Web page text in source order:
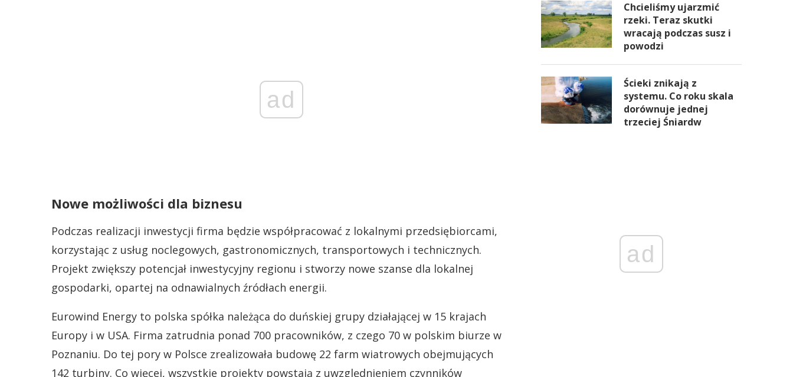
ad
Nowe możliwości dla biznesu
Podczas realizacji inwestycji firma będzie współpracować z lokalnymi przedsiębiorcami,
korzystając z usług noclegowych, gastronomicznych, transportowych i technicznych.
Projekt zwiększy potencjał inwestycyjny regionu i stworzy nowe szanse dla lokalnej
gospodarki, opartej na odnawialnych źródłach energii.
Eurowind Energy to polska spółka należąca do duńskiej grupy działającej w 15 krajach
Europy i w USA. Firma zatrudnia ponad 700 pracowników, z czego 70 w polskim biurze w
Poznaniu. Do tej pory w Polsce zrealizowała budowę 22 farm wiatrowych obejmujących
142 turbiny. Co więcej, wszystkie projekty powstają z uwzględnieniem czynników
Chcieliśmy ujarzmić
rzeki. Teraz skutki
wracają podczas susz i
powodzi
Ścieki znikają z
systemu. Co roku skala
dorównuje jednej
trzeciej Śniardw
ad